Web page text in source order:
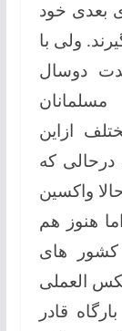
بعدی خود
ولی با
دوسال
ازاین
درحالی که
واكسين
هنوز هم
کشور های
العملی
قادر